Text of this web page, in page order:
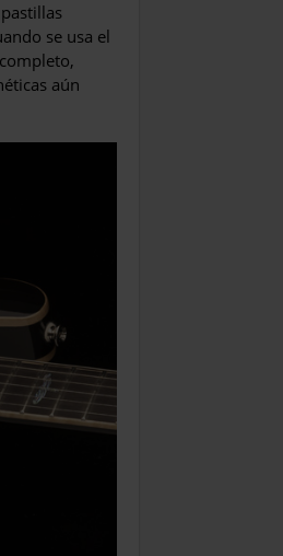
se usa el
aún